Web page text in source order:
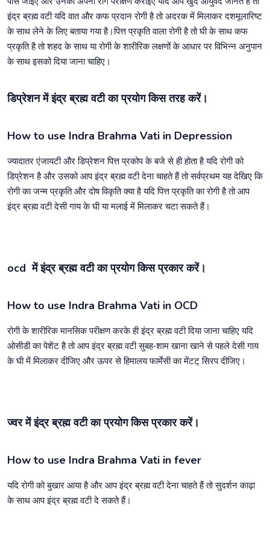
इंद्र ब्रह्म वटी यदि वात और कफ प्रदान रोगी है तो अदरक में मिलाकर दशमूलारिष्ट
के साथ लेने के लिए बताया गया है।पित्त प्रकृति वाला रोगी है तो घी के साथ कफ
प्रकृति है तो शहद के साथ या रोगी के शारीरिक लक्षणों के आधार पर विभिन्न अनुपान
के साथ इसको दिया जाना चाहिए।
डिप्रेशन में इंद्र ब्रह्म वटी का प्रयोग किस तरह करें।
How to use Indra Brahma Vati in Depression
ज्यादातर एंजायटी और डिप्रेशन पित्त प्रकोप के बजे से ही होता है यदि रोगी को
डिप्रेशन है और उसको आप इंद्र ब्रह्म वटी देना चाहते हैं तो सर्वप्रथम यह देखिए कि
रोगी का जन्म प्रकृति और दोष विकृति क्या है यदि पित्त प्रकृति का रोगी है तो आप
इंद्र ब्रह्म वटी देसी गाय के घी या मलाई में मिलाकर चटा सकते हैं।
ocd में इंद्र ब्रह्म वटी का प्रयोग किस प्रकार करें।
How to use Indra Brahma Vati in OCD
रोगी के शारीरिक मानसिक परीक्षण करके ही इंद्र ब्रह्म वटी दिया जाना चाहिए यदि
ओसीडी का पेशेंट है तो आप इंद्र ब्रह्म वटी सुबह-शाम खाना खाने से पहले देसी गाय
के घी में मिलाकर दीजिए और ऊपर से हिमालय फार्मेसी का मेंटट् सिरप दीजिए।
ज्वर में इंद्र ब्रह्म वटी का प्रयोग किस प्रकार करें।
How to use Indra Brahma Vati in fever
यदि रोगी को बुखार आया है और आप इंद्र ब्रह्म वटी देना चाहते हैं तो सुदर्शन काढ़ा
के साथ आप इंद्र ब्रह्म वटी दे सकते हैं।